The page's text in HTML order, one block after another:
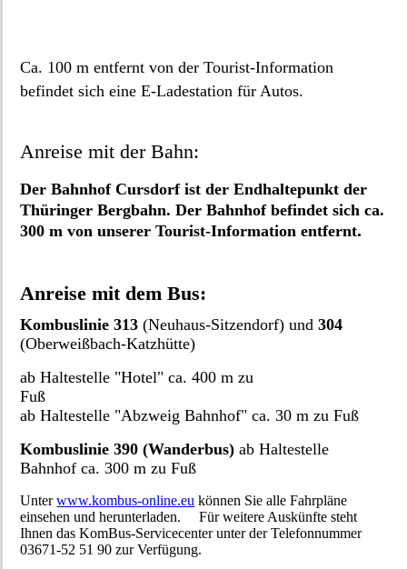
Ca. 100 m entfernt von der Tourist-Information
befindet sich eine E-Ladestation für Autos.
Anreise mit der Bahn:
Der Bahnhof Cursdorf ist der Endhaltepunkt der
Thüringer Bergbahn. Der Bahnhof befindet sich ca.
300 m von unserer Tourist-Information entfernt.
Anreise mit dem Bus:
Kombuslinie 313 (Neuhaus-Sitzendorf) und 304
(Oberweißbach-Katzhütte)
ab Haltestelle "Hotel" ca. 400 m zu
Fuß
ab Haltestelle "Abzweig Bahnhof" ca. 30 m zu Fuß
Kombuslinie 390 (Wanderbus)ab Haltestelle
Bahnhof ca. 300 m zu Fuß
Unterwww.kombus-online.eu können Sie alle Fahrpläne
einsehen und herunterladen. Für weitere Auskünfte steht
Ihnen das KomBus-Servicecenter unter der Telefonnummer
03671-52 51 90 zur Verfügung.